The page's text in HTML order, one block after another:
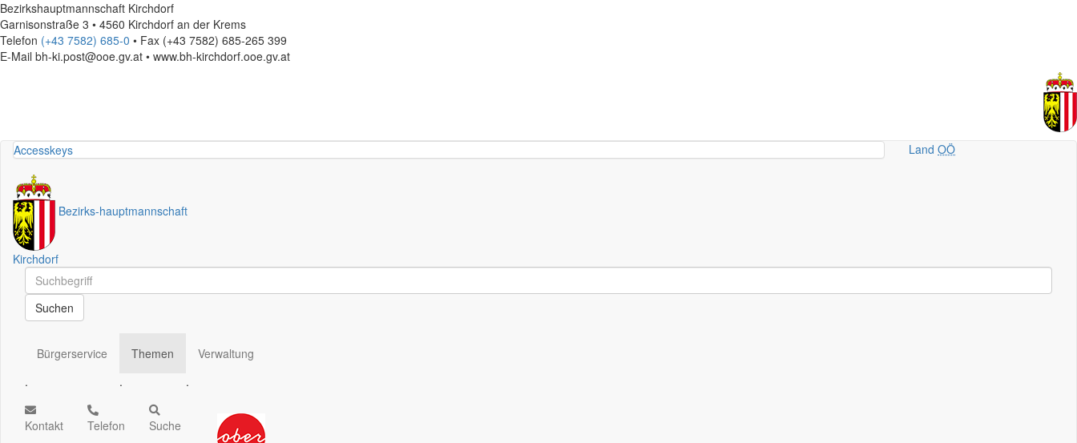
Bezirkshauptmannschaft Kirchdorf
Garnisonstraße 3 • 4560 Kirchdorf an der Krems
Telefon (+43 7582) 685-0 • Fax (+43 7582) 685-265 399
E-Mail bh-ki.post@ooe.gv.at • www.bh-kirchdorf.ooe.gv.at
Accesskeys LandOÖ
Bezirks-hauptmannschaft
Kirchdorf
Schnellsuche
Schnellsuche
Suchen
Bürgerservice
.
Themen
.
Verwaltung
.
Kontakt
Telefon
Suche